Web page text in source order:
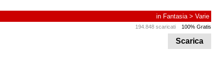
in Fantasia> Varie
194.848 scaricati 100% Gratis
Scarica